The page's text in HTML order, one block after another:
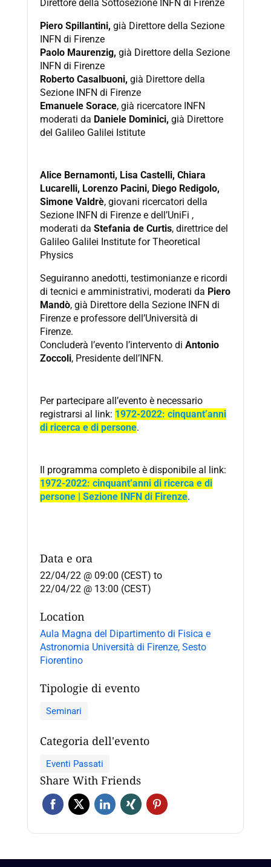
Direttore della Sottosezione INFN di Firenze
Piero Spillantini, già Direttore della Sezione
INFN di Firenze
Paolo Maurenzig, già Direttore della Sezione
INFN di Firenze
Roberto Casalbuoni, già Direttore della
Sezione INFN di Firenze
Emanuele Sorace, già ricercatore INFN
moderati da Daniele Dominici, già Direttore
del Galileo Galilei Istitute
Alice Bernamonti, Lisa Castelli, Chiara
Lucarelli, Lorenzo Pacini, Diego Redigolo,
Simone Valdrè, giovani ricercatori della
Sezione INFN di Firenze e dell’UniFi ,
moderati da Stefania de Curtis, direttrice del
Galileo Galilei Institute for Theoretical
Physics
Seguiranno anedotti, testimonianze e ricordi
di tecnici e amministrativi, moderati da Piero
Mandò, già Direttore della Sezione INFN di
Firenze e professore dell’Università di
Firenze.
Concluderà l’evento l’intervento di Antonio
Zoccoli, Presidente dell’INFN.
Per partecipare all’evento è necessario
registrarsi al link: 1972-2022: cinquant’anni
di ricerca e di persone.
Il programma completo è disponibile al link:
1972-2022: cinquant’anni di ricerca e di
persone | Sezione INFN di Firenze.
Data e ora
22/04/22 @ 09:00 (CEST) to
22/04/22 @ 13:00 (CEST)
Location
Aula Magna del Dipartimento di Fisica e
Astronomia Università di Firenze, Sesto
Fiorentino
Tipologie di evento
Seminari
Categoria dell'evento
Eventi Passati
Share With Friends